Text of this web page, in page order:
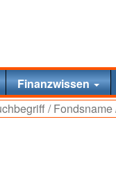
Finanzwissen